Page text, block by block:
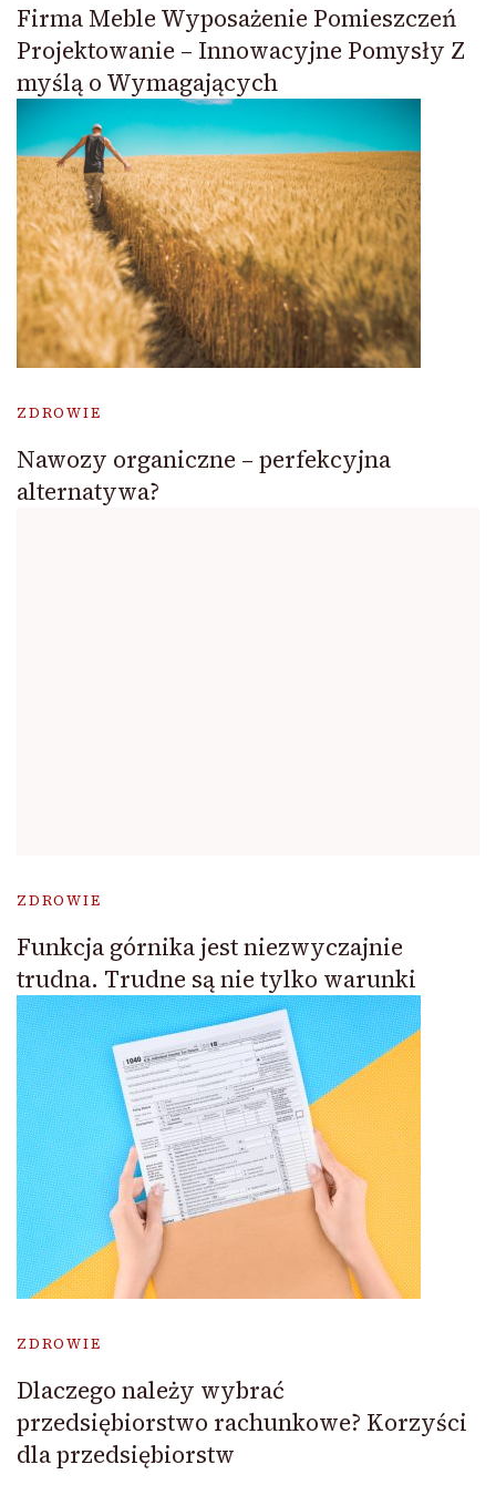
Firma Meble Wyposażenie Pomieszczeń
Projektowanie – Innowacyjne Pomysły Z
myślą o Wymagających
ZDROWIE
Nawozy organiczne – perfekcyjna
alternatywa?
ZDROWIE
Funkcja górnika jest niezwyczajnie
trudna. Trudne są nie tylko warunki
ZDROWIE
Dlaczego należy wybrać
przedsiębiorstwo rachunkowe? Korzyści
dla przedsiębiorstw